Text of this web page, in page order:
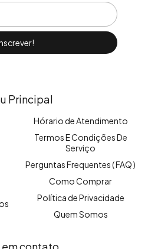
Principal
Hórario de Atendimento
Termos E Condições De
Serviço
Perguntas Frequentes ( FAQ )
Como Comprar
Política de Privacidade
Quem Somos
em contato